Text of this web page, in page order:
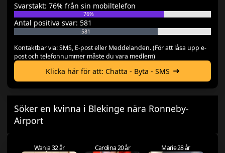
Svarstakt: 76% från sin mobiltelefon
76%
Antal positiva svar: 581
581
Kontaktbar via: SMS, E-post eller Meddelanden. (För att låsa upp e-
post och telefonnummer måste du vara medlem)
Klicka här för att: Chatta - Byta - SMS
Söker en kvinna i Blekinge nära Ronneby-
Airport
Wanja 32 år Carolina 20 år Marie 28 år